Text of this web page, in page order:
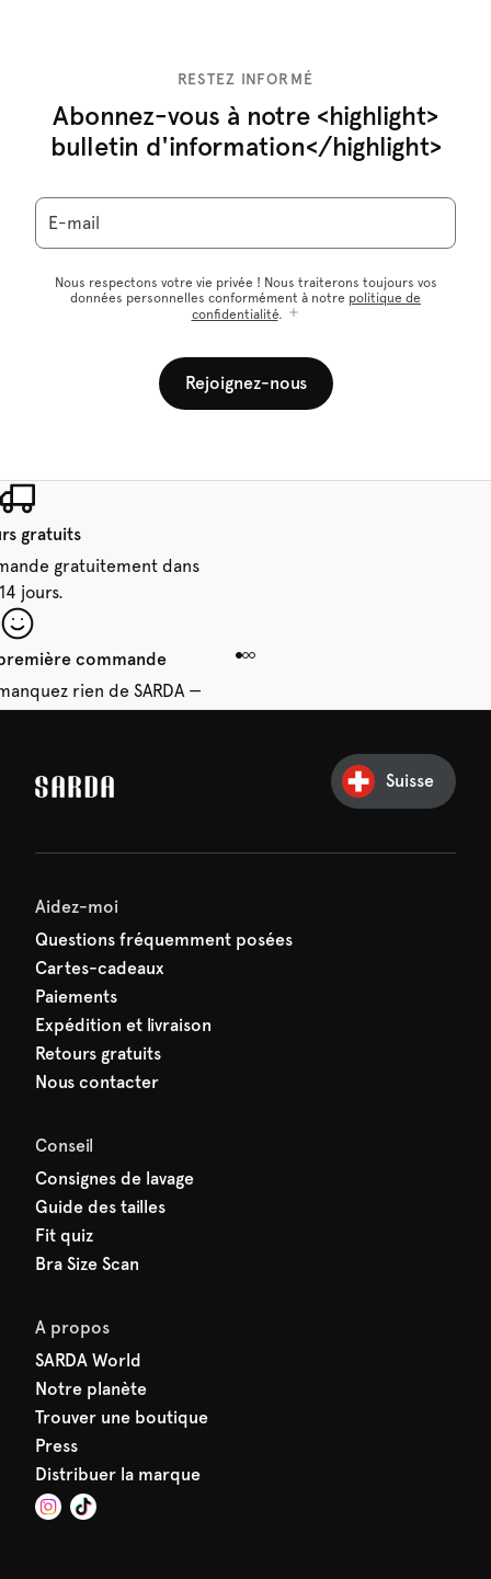
RESTEZ INFORMÉ
Abonnez-vous à notre <highlight>
bulletin d'information</highlight>
E-mail
Nous respectons votre vie privée ! Nous traiterons toujours vos
données personnelles conformément à notre politique de
confidentialité.
Rejoignez-nous
gratuits
gratuitement dans
jours.
commande
rien de SARDA —
vous attend déjà !
Suisse
Aidez-moi
Questions fréquemment posées
Cartes-cadeaux
Paiements
Expédition et livraison
Retours gratuits
Nous contacter
Conseil
Consignes de lavage
Guide des tailles
Fit quiz
Bra Size Scan
A propos
SARDA World
Notre planète
Trouver une boutique
Press
Distribuer la marque